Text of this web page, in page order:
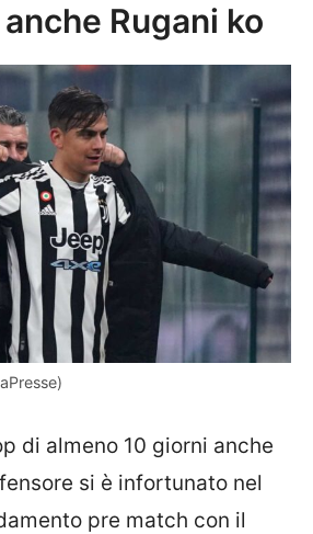
Rugani ko
di almeno 10 giorni anche
si è infortunato nel
pre match con il